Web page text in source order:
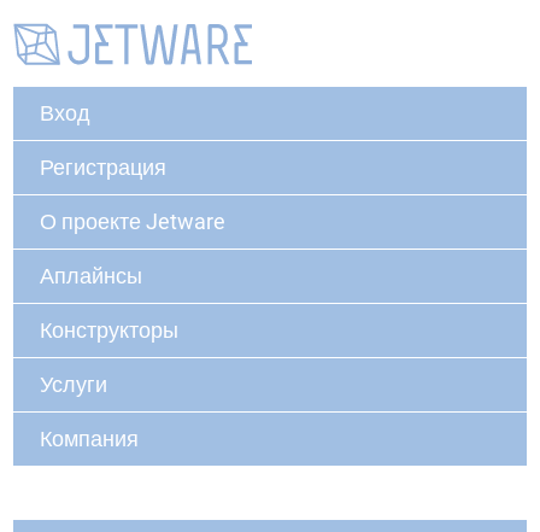
Вход
Регистрация
О проекте Jetware
Аплайнсы
Конструкторы
Услуги
Компания